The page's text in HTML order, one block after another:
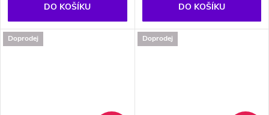
DO KOŠÍKU DO KOŠÍKU
Doprodej Doprodej